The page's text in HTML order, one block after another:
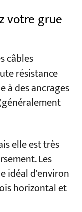
votre grue
câbles
résistance
à des ancrages
elle est très
Les
idéal d'environ
horizontal et